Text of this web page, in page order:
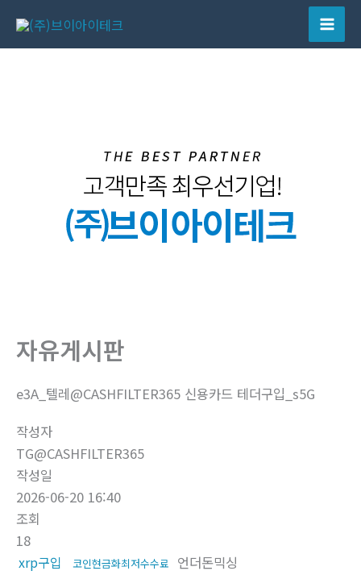
츠
Main
자유게시판
e3A_텔레@CASHFILTER365 신용카드 테더구입_s5G
작성자
TG@CASHFILTER365
작성일
2026-06-20 16:40
조회
18
xrp구입
코인현금화최저수수료 언더돈믹싱